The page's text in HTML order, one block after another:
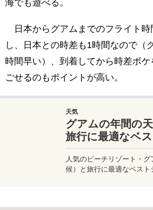
海でも遊べる。
日本からグアムまでのフライト
し、日本との時差も1時間なので（
時間早い）、到着してから時差ボ
ごせるのもポイントが高い。
天気
グアムの年間の
旅行に最適なベ
人気のビーチリゾート・
候）と旅行に最適なベスト